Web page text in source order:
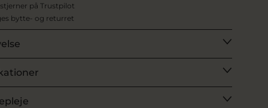
på Trustpilot
bytte- og returret